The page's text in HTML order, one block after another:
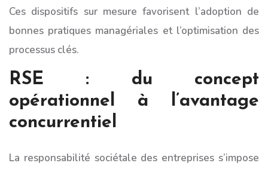
Ces dispositifs sur mesure favorisent l’adoption de
bonnes pratiques managériales et l’optimisation des
processus clés.
RSE : du concept
opérationnel à l’avantage
concurrentiel
La responsabilité sociétale des entreprises s’impose